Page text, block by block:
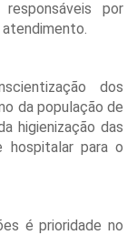
por
dos
da população de
higienização das
para o
é prioridade no